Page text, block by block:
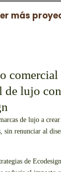
más
comercial
de lujo
de lujo a
sin renunciar al
de